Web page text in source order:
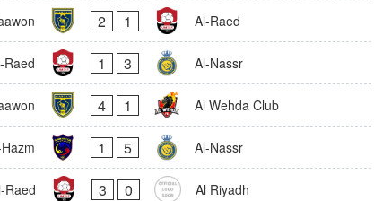
2 1 Al-Raed
Raed 1 3 Al-Nassr
4 1 Al Wehda Club
1 5 Al-Nassr
Raed 3 0 Al Riyadh